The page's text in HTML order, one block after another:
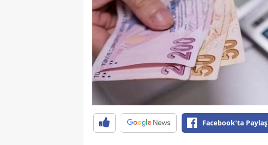
Facebook'ta Paylaş